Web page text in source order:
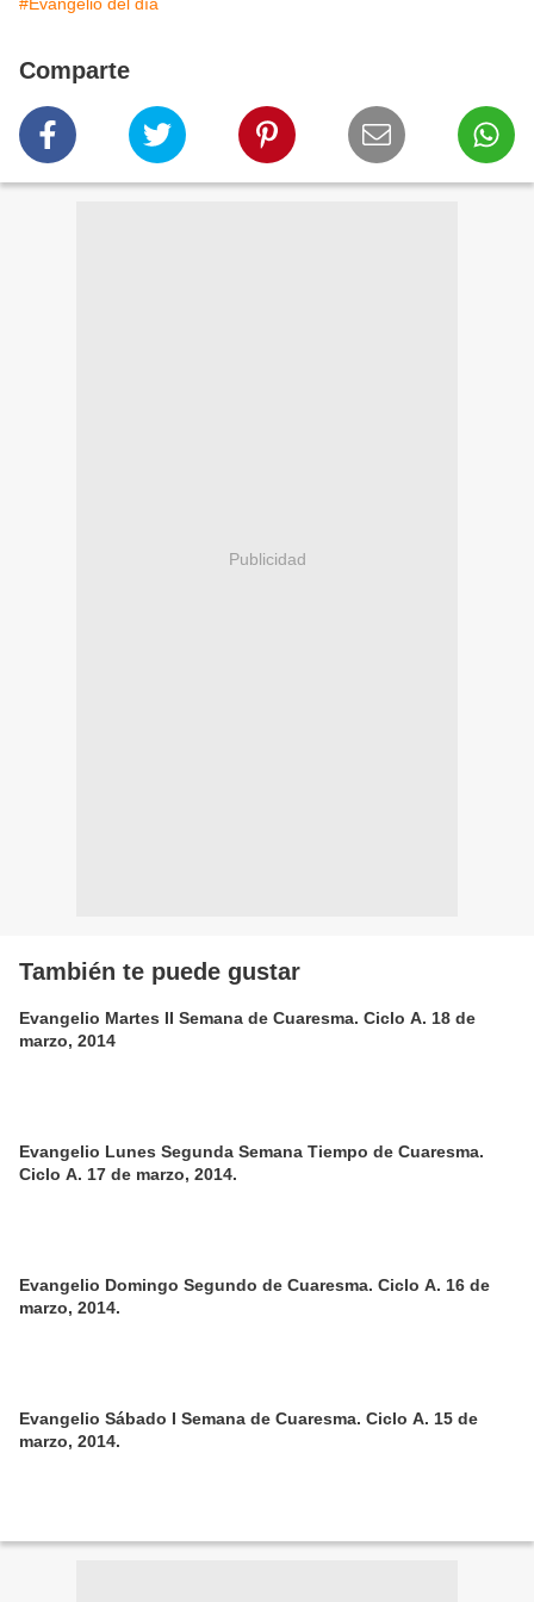
Comparte
Publicidad
También te puede gustar
Evangelio Martes II Semana de Cuaresma. Ciclo A. 18 de
marzo, 2014
Evangelio Lunes Segunda Semana Tiempo de Cuaresma.
Ciclo A. 17 de marzo, 2014.
Evangelio Domingo Segundo de Cuaresma. Ciclo A. 16 de
marzo, 2014.
Evangelio Sábado I Semana de Cuaresma. Ciclo A. 15 de
marzo, 2014.